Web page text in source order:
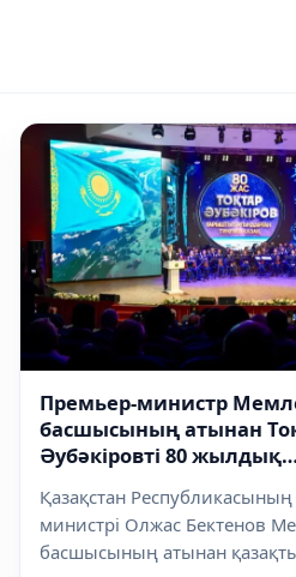
Премьер-министр
басшысының атынан
Әубәкіровті 80 жылдық
Қазақстан
министрі Олжас Бектенов
басшысының атынан